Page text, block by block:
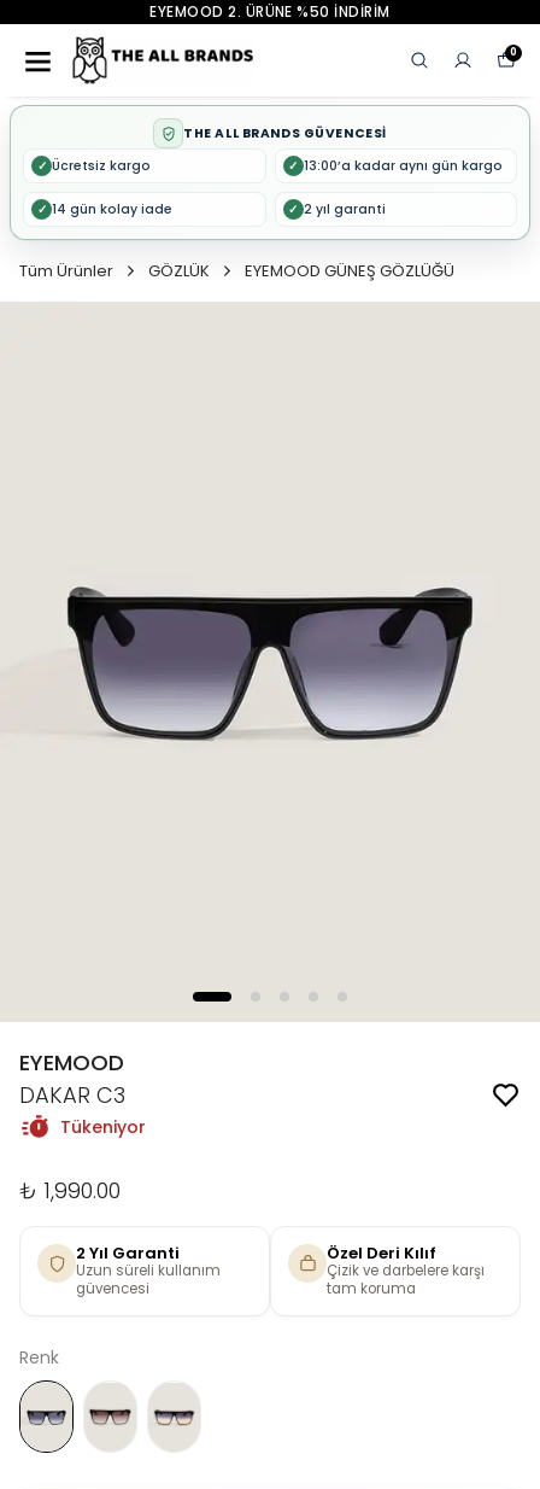
EYEMOOD 2. ÜRÜNE %50 İNDİRİM
0
THE ALL BRANDS GÜVENCESİ
✓ Ücretsiz kargo ✓ 13:00’a kadar aynı gün kargo
✓ 14 gün kolay iade ✓ 2 yıl garanti
Tüm Ürünler GÖZLÜK EYEMOOD GÜNEŞ GÖZLÜĞÜ
EYEMOOD
DAKAR C3
Tükeniyor
₺ 1,990.00
2 Yıl Garanti
Uzun süreli kullanım
güvencesi
Özel Deri Kılıf
Çizik ve darbelere karşı
tam koruma
Renk